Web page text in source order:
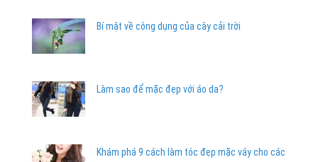
Bí mật về công dụng của cây cải trời
Làm sao để mặc đẹp với áo da?
Khám phá 9 cách làm tóc đẹp mặc váy cho các